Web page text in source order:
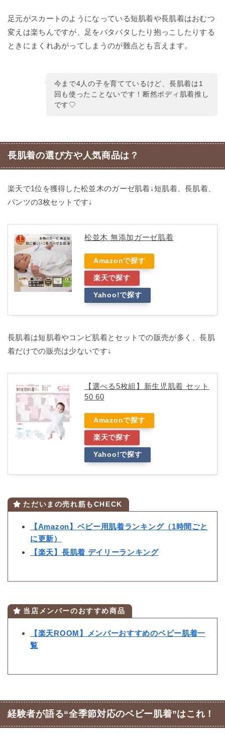
足元がスカートのようになっている短肌着や長肌着はおむつ
変えは楽ちんですが、足をバタバタしたり抱っこしたりする
ときにまくれあがってしまうのが難点とも言えます。
今まで4人の子を育てているけど、長肌着は1
回も使ったことないです！断然ボディ肌着推し
です♡
長肌着の選び方や人気商品は？
楽天で1位を獲得した松並木のガーゼ肌着↓短肌着、長肌着、
パンツの3枚セットです↓
松並木 無添加ガーゼ肌着
Amazonで探す
楽天で探す
Yahoo!で探す
長肌着は短肌着やコンビ肌着とセットでの販売が多く、長肌
着だけでの販売は少ないです↓
【選べる5枚組】新生児肌着 セット
50 60
Amazonで探す
楽天で探す
Yahoo!で探す
ただいまの売れ筋もCHECK
【Amazon】ベビー用肌着ランキング（1時間ごと
に更新）
【楽天】長肌着 デイリーランキング
当店メンバーのおすすめ商品
【楽天ROOM】メンバーおすすめのベビー肌着一
覧
経験者が語る“全季節対応のベビー肌着”はこれ！